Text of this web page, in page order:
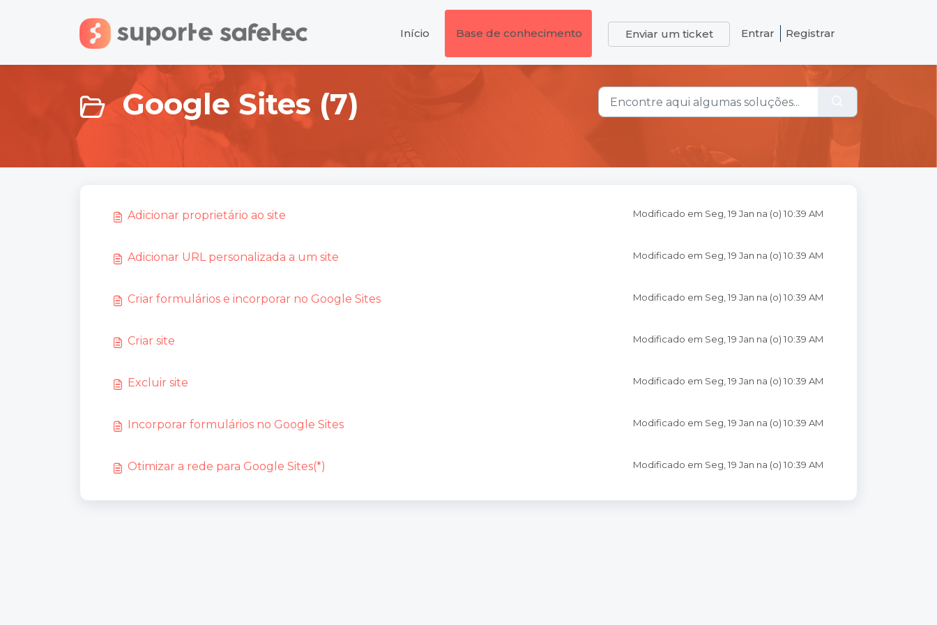
Início
Base de conhecimento Enviar um ticket Entrar Registrar
Google Sites (7)
Adicionar proprietário ao site Modificado em Seg, 19 Jan na (o) 10:39 AM
Adicionar URL personalizada a um site Modificado em Seg, 19 Jan na (o) 10:39 AM
Criar formulários e incorporar no Google Sites Modificado em Seg, 19 Jan na (o) 10:39 AM
Criar site Modificado em Seg, 19 Jan na (o) 10:39 AM
Excluir site Modificado em Seg, 19 Jan na (o) 10:39 AM
Incorporar formulários no Google Sites Modificado em Seg, 19 Jan na (o) 10:39 AM
Otimizar a rede para Google Sites(*) Modificado em Seg, 19 Jan na (o) 10:39 AM